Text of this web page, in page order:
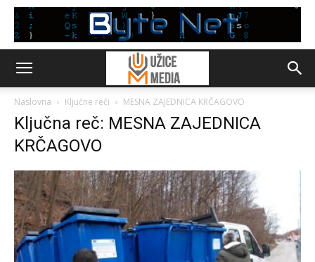
Naslovna Ključne reči MESNA ZAJEDNICA KRČAGOVO
Ključna reč: MESNA ZAJEDNICA
KRČAGOVO